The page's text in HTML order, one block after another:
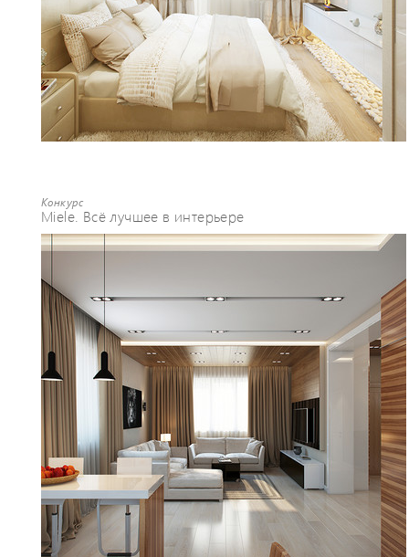
Конкурс
Miele. Всё лучшее в интерьере